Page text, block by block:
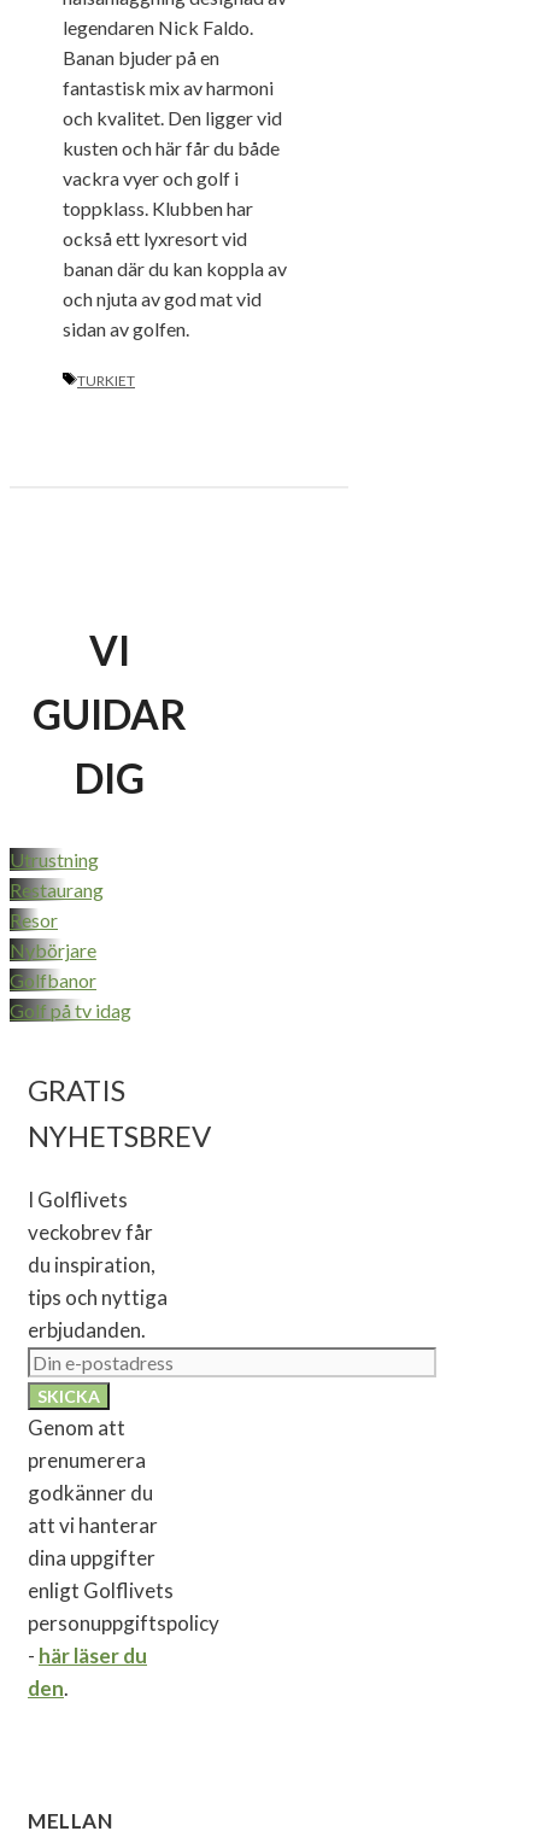
legendaren Nick Faldo.
Banan bjuder på en
fantastisk mix av harmoni
och kvalitet. Den ligger vid
kusten och här får du både
vackra vyer och golf i
toppklass. Klubben har
också ett lyxresort vid
banan där du kan koppla av
och njuta av god mat vid
sidan av golfen.
ETIKETTER
TURKIET
VI
GUIDAR
DIG
Utrustning
Restaurang
Resor
Nybörjare
Golfbanor
Golf på tv idag
GRATIS
NYHETSBREV
I Golflivets
veckobrev får
du inspiration,
tips och nyttiga
erbjudanden.
Genom att
prenumerera
godkänner du
att vi hanterar
dina uppgifter
enligt Golflivets
personuppgiftspolicy
- här läser du
den.
MELLAN